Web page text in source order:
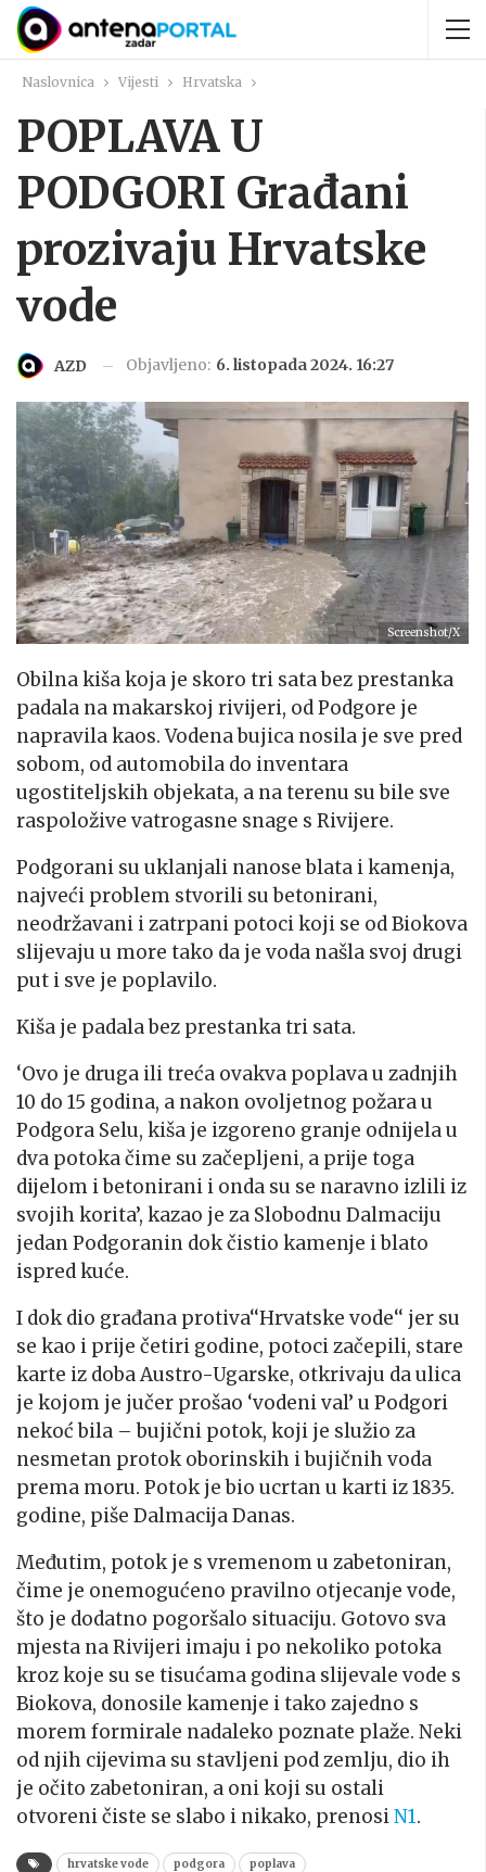
Naslovnica Vijesti Hrvatska
POPLAVA U
PODGORI Građani
prozivaju Hrvatske
vode
AZD Objavljeno: 6. listopada 2024. 16:27
Screenshot/X
Obilna kiša koja je skoro tri sata bez prestanka
padala na makarskoj rivijeri, od Podgore je
napravila kaos. Vodena bujica nosila je sve pred
sobom, od automobila do inventara
ugostiteljskih objekata, a na terenu su bile sve
raspoložive vatrogasne snage s Rivijere.
Podgorani su uklanjali nanose blata i kamenja,
najveći problem stvorili su betonirani,
neodržavani i zatrpani potoci koji se od Biokova
slijevaju u more tako da je voda našla svoj drugi
put i sve je poplavilo.
Kiša je padala bez prestanka tri sata.
‘Ovo je druga ili treća ovakva poplava u zadnjih
10 do 15 godina, a nakon ovoljetnog požara u
Podgora Selu, kiša je izgoreno granje odnijela u
dva potoka čime su začepljeni, a prije toga
dijelom i betonirani i onda su se naravno izlili iz
svojih korita’, kazao je za Slobodnu Dalmaciju
jedan Podgoranin dok čistio kamenje i blato
ispred kuće.
I dok dio građana protiva‘‘Hrvatske vode‘‘ jer su
se kao i prije četiri godine, potoci začepili, stare
karte iz doba Austro-Ugarske, otkrivaju da ulica
je kojom je jučer prošao ‘vodeni val’ u Podgori
nekoć bila – bujični potok, koji je služio za
nesmetan protok oborinskih i bujičnih voda
prema moru. Potok je bio ucrtan u karti iz 1835.
godine, piše Dalmacija Danas.
Međutim, potok je s vremenom u zabetoniran,
čime je onemogućeno pravilno otjecanje vode,
što je dodatno pogoršalo situaciju. Gotovo sva
mjesta na Rivijeri imaju i po nekoliko potoka
kroz koje su se tisućama godina slijevale vode s
Biokova, donosile kamenje i tako zajedno s
morem formirale nadaleko poznate plaže. Neki
od njih cijevima su stavljeni pod zemlju, dio ih
je očito zabetoniran, a oni koji su ostali
otvoreni čiste se slabo i nikako, prenosiN1.
hrvatske vode podgora poplava